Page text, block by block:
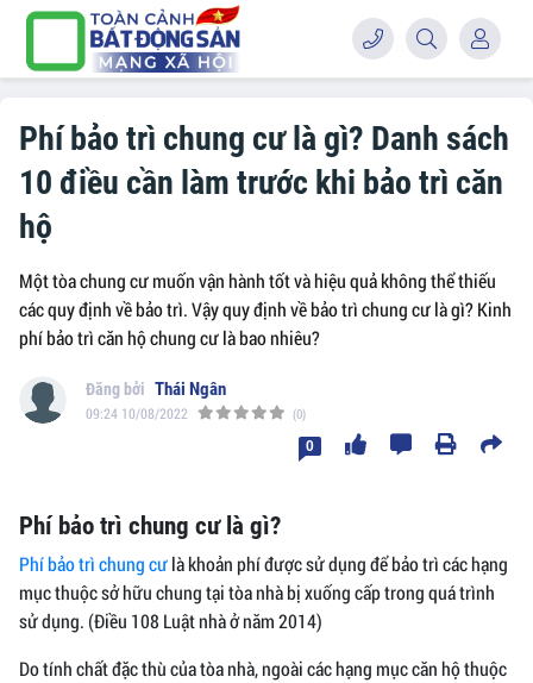
Phí bảo trì chung cư là gì? Danh sách
10 điều cần làm trước khi bảo trì căn
hộ
Một tòa chung cư muốn vận hành tốt và hiệu quả không thể thiếu
các quy định về bảo trì. Vậy quy định về bảo trì chung cư là gì? Kinh
phí bảo trì căn hộ chung cư là bao nhiêu?
Thái Ngân
09:24 10/08/2022 (0)
0
Phí bảo trì chung cư là gì?
Phí bảo trì chung cưlà khoản phí được sử dụng để bảo trì các hạng
mục thuộc sở hữu chung tại tòa nhà bị xuống cấp trong quá trình
sử dụng. (Điều 108 Luật nhà ở năm 2014)
Do tính chất đặc thù của tòa nhà, ngoài các hạng mục căn hộ thuộc